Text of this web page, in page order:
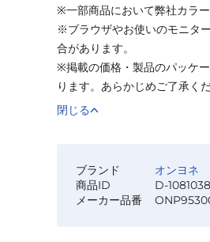
※一部商品において弊社カラ
※ブラウザやお使いのモニタ
合があります。
※掲載の価格・製品のパッケ
ります。あらかじめご了承くだ
閉じる
ブランド
オンヨネ
商品ID
D-
メーカー品番